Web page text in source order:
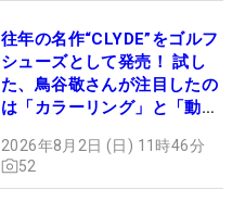
往年の名作“CLYDE”をゴルフ
シューズとして発売！ 試し
た、鳥谷敬さんが注目したの
は「カラーリング」と「動き
2026年8月2日 (日) 11時46分
52